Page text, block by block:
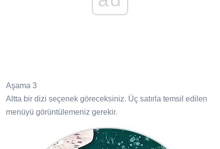
Aşama 3
Altta bir dizi seçenek göreceksiniz. Üç satırla temsil edilen
menüyü görüntülemeniz gerekir.